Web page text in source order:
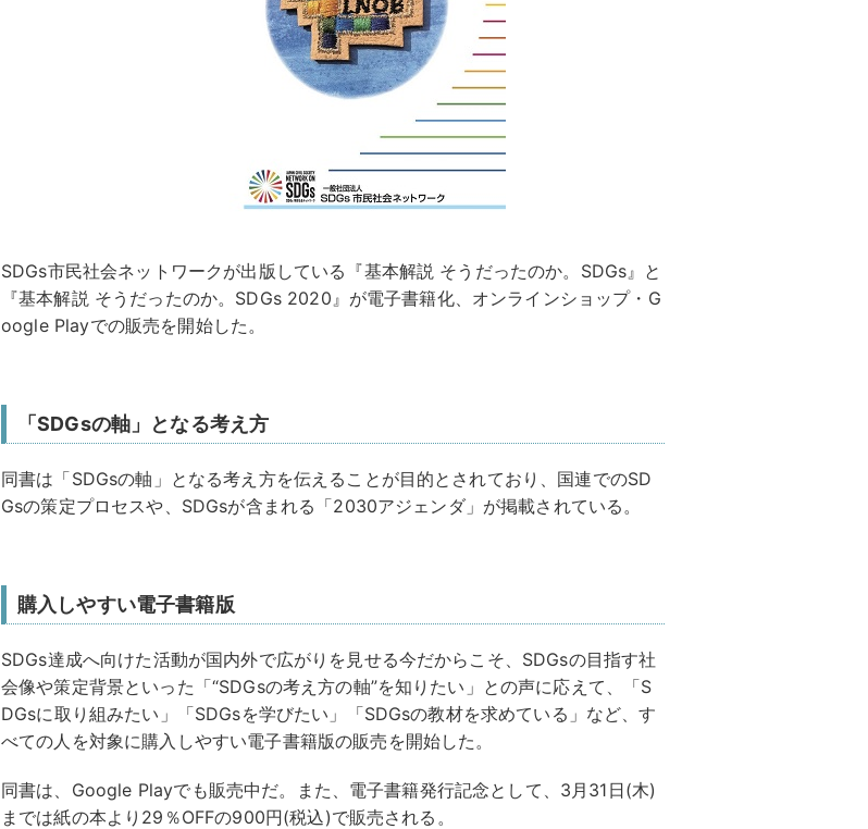
​SDGs市民社会ネットワークが出版している『基本解説 そうだったのか。SDGs』と
『基本解説 そうだったのか。SDGs 2020』が電子書籍化、オンラインショップ・G
oogle Playでの販売を開始した。
「SDGsの軸」となる考え方
同書は「SDGsの軸」となる考え方を伝えることが目的とされており、国連でのSD
Gsの策定プロセスや、SDGsが含まれる「2030アジェンダ」が掲載されている。
購入しやすい電子書籍版
SDGs達成へ向けた活動が国内外で広がりを見せる今だからこそ、SDGsの目指す社
会像や策定背景といった「“SDGsの考え方の軸”を知りたい」との声に応えて、「S
DGsに取り組みたい」「SDGsを学びたい」「SDGsの教材を求めている」など、す
べての人を対象に購入しやすい電子書籍版の販売を開始した。
同書は、Google Playでも販売中だ。また、電子書籍発行記念として、3月31日(木)
までは紙の本より29％OFFの900円(税込)で販売される。